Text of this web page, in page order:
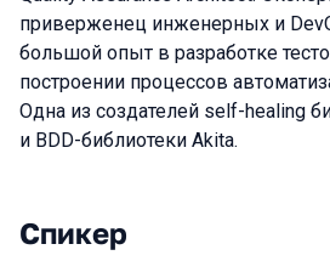
приверженец инженерных и
большой опыт в разработке
построении процессов
Одна из создателей self-healing
и BDD-библиотеки Akita.
Выступления в
Спикер